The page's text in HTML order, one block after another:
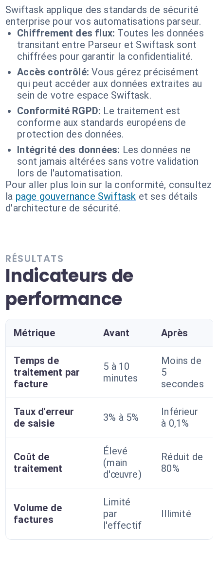
Swiftask applique des standards de sécurité
enterprise pour vos automatisations parseur.
Chiffrement des flux: Toutes les données
transitant entre Parseur et Swiftask sont
chiffrées pour garantir la confidentialité.
Accès contrôlé: Vous gérez précisément
qui peut accéder aux données extraites au
sein de votre espace Swiftask.
Conformité RGPD: Le traitement est
conforme aux standards européens de
protection des données.
Intégrité des données: Les données ne
sont jamais altérées sans votre validation
lors de l'automatisation.
Pour aller plus loin sur la conformité, consultez
la page gouvernance Swiftask et ses détails
d'architecture de sécurité.
RÉSULTATS
Indicateurs de
performance
Métrique Avant Après
Temps de
traitement par
facture
5 à 10
minutes
Moins de
5
secondes
Taux d'erreur
de saisie
3% à 5%
Inférieur
à 0,1%
Coût de
traitement
Élevé
(main
d'œuvre)
Réduit de
80%
Volume de
factures
Limité
par
l'effectif
Illimité